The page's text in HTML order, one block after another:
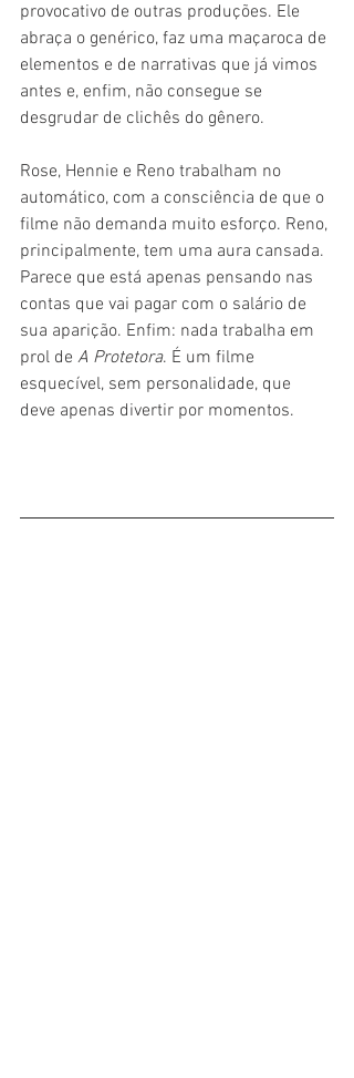
provocativo de outras produções. Ele
abraça o genérico, faz uma maçaroca de
elementos e de narrativas que já vimos
antes e, enfim, não consegue se
desgrudar de clichês do gênero.
Rose, Hennie e Reno trabalham no
automático, com a consciência de que o
filme não demanda muito esforço. Reno,
principalmente, tem uma aura cansada.
Parece que está apenas pensando nas
contas que vai pagar com o salário de
sua aparição. Enfim: nada trabalha em
prol de A Protetora. É um filme
esquecível, sem personalidade, que
deve apenas divertir por momentos.